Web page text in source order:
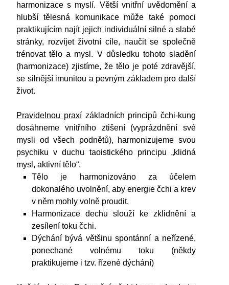
harmonizace s myslí. Větší vnitřní uvědomění a
hlubší tělesná komunikace může také pomoci
praktikujícím najít jejich individuální silné a slabé
stránky, rozvíjet životní cíle, naučit se společně
trénovat tělo a mysl. V důsledku tohoto sladění
(harmonizace) zjistíme, že tělo je poté zdravější,
se silnější imunitou a pevným základem pro další
život.
Pravidelnou praxízákladních principů čchi-kung
dosáhneme vnitřního ztišení (vyprázdnění své
mysli od všech podnětů), harmonizujeme svou
psychiku v duchu taoistického principu „klidná
mysl, aktivní tělo“.
Tělo je harmonizováno za účelem
dokonalého uvolnění, aby energie čchi a krev
v něm mohly volně proudit.
Harmonizace dechu slouží ke zklidnění a
zesílení toku čchi.
Dýchání bývá většinu spontánní a neřízené,
ponechané volnému toku (někdy
praktikujeme i tzv. řízené dýchání)